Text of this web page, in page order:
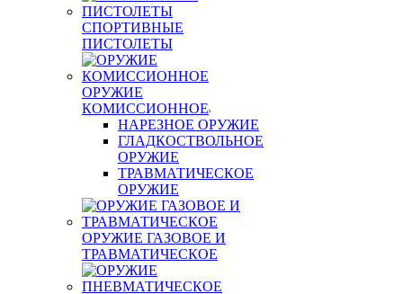
СПОРТИВНЫЕ
ПИСТОЛЕТЫ
ОРУЖИЕ
КОМИССИОННОЕ
НАРЕЗНОЕ ОРУЖИЕ
ГЛАДКОСТВОЛЬНОЕ
ОРУЖИЕ
ТРАВМАТИЧЕСКОЕ
ОРУЖИЕ
ОРУЖИЕ ГАЗОВОЕ И
ТРАВМАТИЧЕСКОЕ